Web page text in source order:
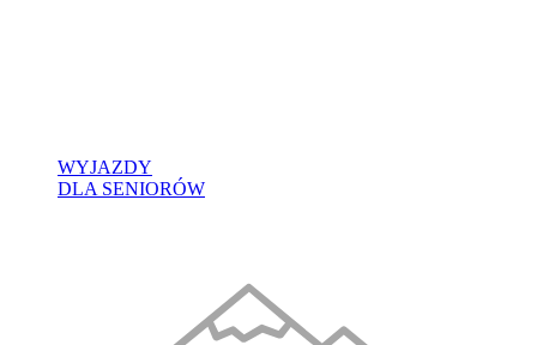
WYJAZDY
DLA SENIORÓW